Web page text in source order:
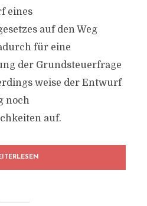
eines
auf den Weg
für eine
der Grundsteuerfrage
weise der Entwurf
noch
auf.